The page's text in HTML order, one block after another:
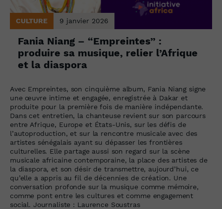
CULTURE 9 janvier 2026
Fania Niang – “Empreintes” :
produire sa musique, relier l’Afrique
et la diaspora
Avec Empreintes, son cinquième album, Fania Niang signe
une œuvre intime et engagée, enregistrée à Dakar et
produite pour la première fois de manière indépendante.
Dans cet entretien, la chanteuse revient sur son parcours
entre Afrique, Europe et États-Unis, sur les défis de
l’autoproduction, et sur la rencontre musicale avec des
artistes sénégalais ayant su dépasser les frontières
culturelles. Elle partage aussi son regard sur la scène
musicale africaine contemporaine, la place des artistes de
la diaspora, et son désir de transmettre, aujourd’hui, ce
qu’elle a appris au fil de décennies de création. Une
conversation profonde sur la musique comme mémoire,
comme pont entre les cultures et comme engagement
social. Journaliste : Laurence Soustras